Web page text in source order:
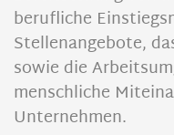
berufliche
Stellenangebote,
sowie die
menschliche
Unternehmen.